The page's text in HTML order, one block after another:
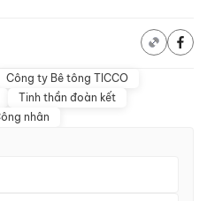
Công ty Bê tông TICCO
Tinh thần đoàn kết
nhân